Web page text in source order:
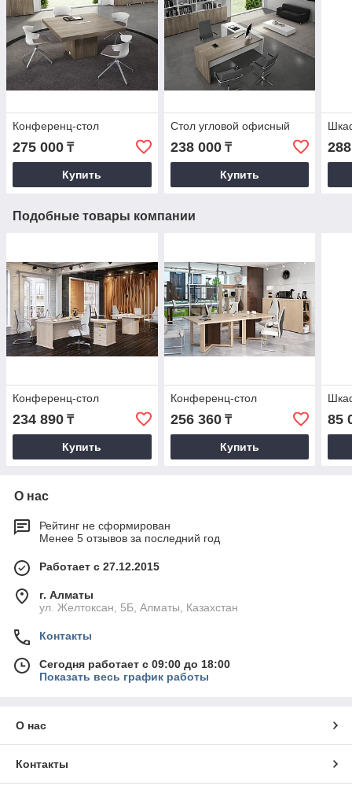
Конференц-стол
275 000 ₸
Купить
Стол угловой офисный
238 000₸
Купить
Подобные товары компании
Конференц-стол
234 890 ₸
Купить
Конференц-стол
256 360₸
Купить
85
О нас
Рейтинг не сформирован
Менее 5 отзывов за последний год
Работает с 27.12.2015
г. Алматы
ул. Желтоксан, 5Б, Алматы, Казахстан
Контакты
Сегодня работает с 09:00 до 18:00
Показать весь график работы
О нас
Контакты